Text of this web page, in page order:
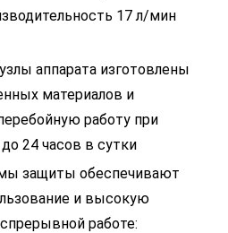
17 л/мин
аппарата изготовлены
материалов и
работу при
24 часов в сутки
защиты обеспечивают
и высокую
работе: